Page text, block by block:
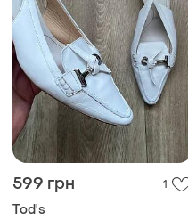
599 грн 1
Tod's